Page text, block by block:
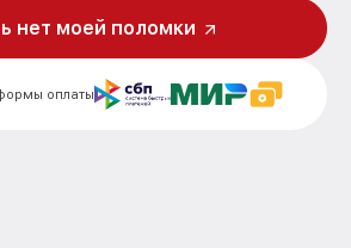
оплаты
нет моей поломки